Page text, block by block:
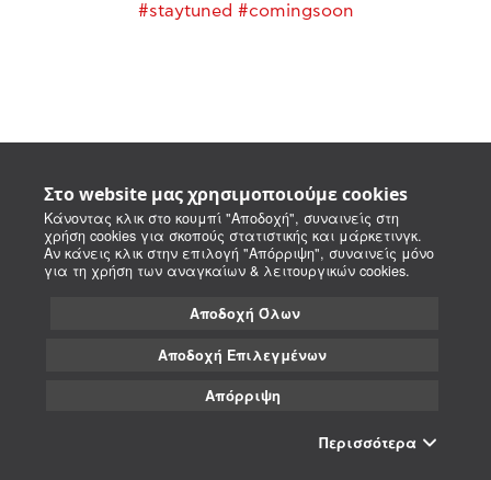
Στο website μας χρησιμοποιούμε cookies
Κάνοντας κλικ στο κουμπί "Αποδοχή", συναινείς στη
χρήση cookies για σκοπούς στατιστικής και μάρκετινγκ.
Αν κάνεις κλικ στην επιλογή "Απόρριψη", συναινείς μόνο
για τη χρήση των αναγκαίων & λειτουργικών cookies.
Αποδοχή Όλων
Αποδοχή Επιλεγμένων
Απόρριψη
Περισσότερα
#staytuned #comingsoon